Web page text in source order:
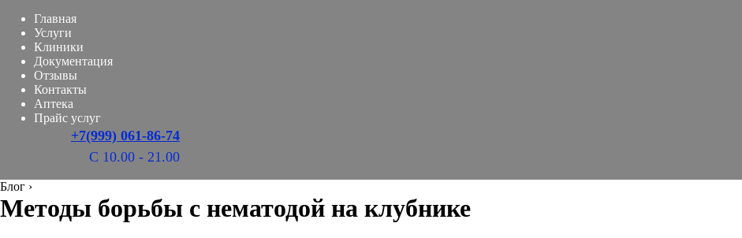
Главная
Услуги
Клиники
Документация
Отзывы
Контакты
Аптека
Прайс услуг
+7(999) 061-86-74
С 10.00 - 21.00
Блог ›
Методы борьбы с нематодой на клубнике